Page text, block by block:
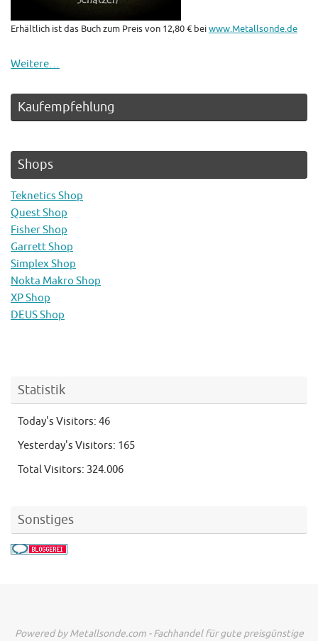
Erhältlich ist das Buch zum Preis von 12,80 € beiwww.Metallsonde.de
Weitere…
Kaufempfehlung
Shops
Teknetics Shop
Quest Shop
Fisher Shop
Garrett Shop
Simplex Shop
Nokta Makro Shop
XP Shop
DEUS Shop
Statistik
Today's Visitors: 46
Yesterday's Visitors: 165
Total Visitors: 324.006
Sonstiges
Powered by Metallsonde.com - Fachhandel für gute preisgünstige